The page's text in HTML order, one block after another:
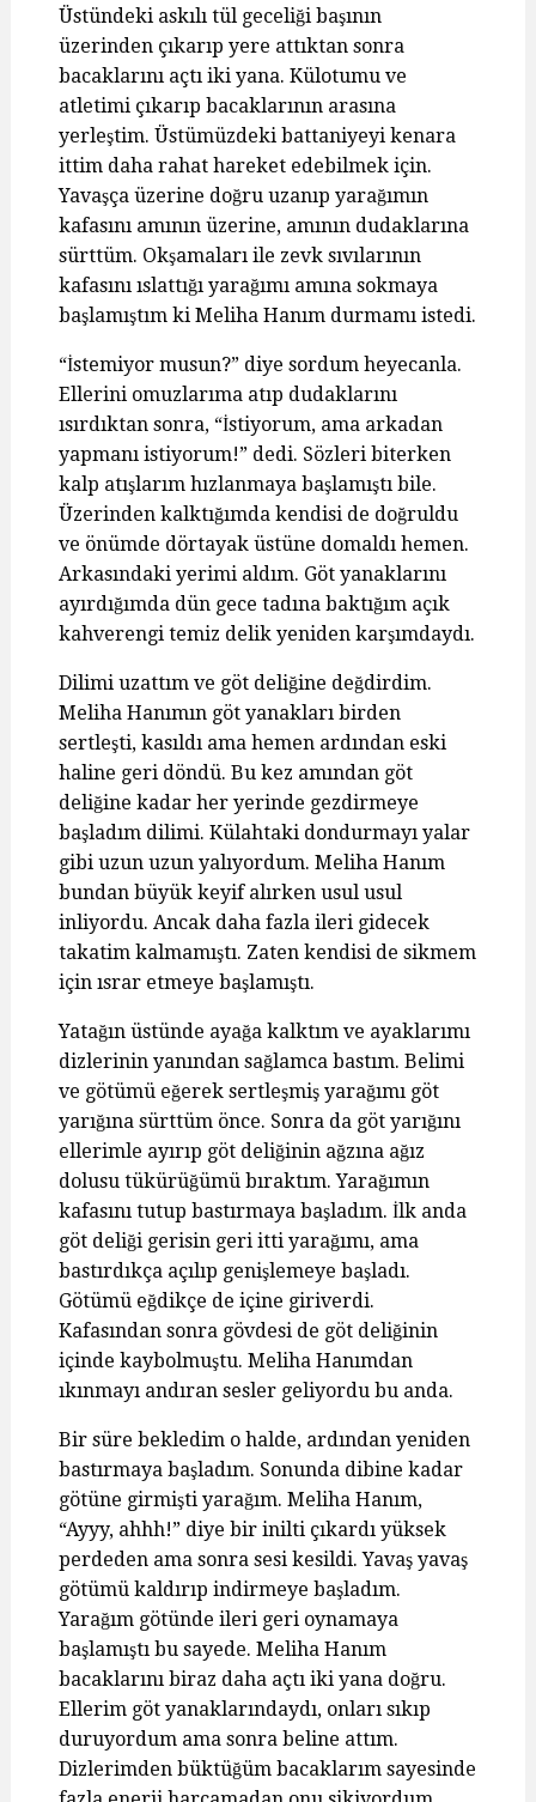
Üstündeki askılı tül geceliği başının
üzerinden çıkarıp yere attıktan sonra
bacaklarını açtı iki yana. Külotumu ve
atletimi çıkarıp bacaklarının arasına
yerleştim. Üstümüzdeki battaniyeyi kenara
ittim daha rahat hareket edebilmek için.
Yavaşça üzerine doğru uzanıp yarağımın
kafasını amının üzerine, amının dudaklarına
sürttüm. Okşamaları ile zevk sıvılarının
kafasını ıslattığı yarağımı amına sokmaya
başlamıştım ki Meliha Hanım durmamı istedi.
“İstemiyor musun?” diye sordum heyecanla.
Ellerini omuzlarıma atıp dudaklarını
ısırdıktan sonra, “İstiyorum, ama arkadan
yapmanı istiyorum!” dedi. Sözleri biterken
kalp atışlarım hızlanmaya başlamıştı bile.
Üzerinden kalktığımda kendisi de doğruldu
ve önümde dörtayak üstüne domaldı hemen.
Arkasındaki yerimi aldım. Göt yanaklarını
ayırdığımda dün gece tadına baktığım açık
kahverengi temiz delik yeniden karşımdaydı.
Dilimi uzattım ve göt deliğine değdirdim.
Meliha Hanımın göt yanakları birden
sertleşti, kasıldı ama hemen ardından eski
haline geri döndü. Bu kez amından göt
deliğine kadar her yerinde gezdirmeye
başladım dilimi. Külahtaki dondurmayı yalar
gibi uzun uzun yalıyordum. Meliha Hanım
bundan büyük keyif alırken usul usul
inliyordu. Ancak daha fazla ileri gidecek
takatim kalmamıştı. Zaten kendisi de sikmem
için ısrar etmeye başlamıştı.
Yatağın üstünde ayağa kalktım ve ayaklarımı
dizlerinin yanından sağlamca bastım. Belimi
ve götümü eğerek sertleşmiş yarağımı göt
yarığına sürttüm önce. Sonra da göt yarığını
ellerimle ayırıp göt deliğinin ağzına ağız
dolusu tükürüğümü bıraktım. Yarağımın
kafasını tutup bastırmaya başladım. İlk anda
göt deliği gerisin geri itti yarağımı, ama
bastırdıkça açılıp genişlemeye başladı.
Götümü eğdikçe de içine giriverdi.
Kafasından sonra gövdesi de göt deliğinin
içinde kaybolmuştu. Meliha Hanımdan
ıkınmayı andıran sesler geliyordu bu anda.
Bir süre bekledim o halde, ardından yeniden
bastırmaya başladım. Sonunda dibine kadar
götüne girmişti yarağım. Meliha Hanım,
“Ayyy, ahhh!” diye bir inilti çıkardı yüksek
perdeden ama sonra sesi kesildi. Yavaş yavaş
götümü kaldırıp indirmeye başladım.
Yarağım götünde ileri geri oynamaya
başlamıştı bu sayede. Meliha Hanım
bacaklarını biraz daha açtı iki yana doğru.
Ellerim göt yanaklarındaydı, onları sıkıp
duruyordum ama sonra beline attım.
Dizlerimden büktüğüm bacaklarım sayesinde